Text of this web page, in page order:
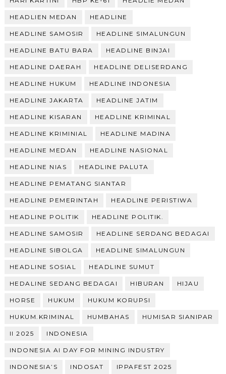
HEADLIEN MEDAN HEADLINE
HEADLINE SAMOSIR HEADLINE SIMALUNGUN
HEADLINE BATU BARA HEADLINE BINJAI
HEADLINE DAERAH HEADLINE DELISERDANG
HEADLINE HUKUM HEADLINE INDONESIA
HEADLINE JAKARTA HEADLINE JATIM
HEADLINE KISARAN HEADLINE KRIMINAL
HEADLINE KRIMINIAL HEADLINE MADINA
HEADLINE MEDAN HEADLINE NASIONAL
HEADLINE NIAS HEADLINE PALUTA
HEADLINE PEMATANG SIANTAR
HEADLINE PEMERINTAH HEADLINE PERISTIWA
HEADLINE POLITIK HEADLINE POLITIK.
HEADLINE SAMOSIR HEADLINE SERDANG BEDAGAI
HEADLINE SIBOLGA HEADLINE SIMALUNGUN
HEADLINE SOSIAL HEADLINE SUMUT
HEDALINE SEDANG BEDAGAI HIBURAN HIJAU
HORSE HUKUM HUKUM KORUPSI
HUKUM.KRIMINAL HUMBAHAS HUMISAR SIANIPAR
II 2025 INDONESIA
INDONESIA AI DAY FOR MINING INDUSTRY
INDONESIA’S INDOSAT IPPAFEST 2025